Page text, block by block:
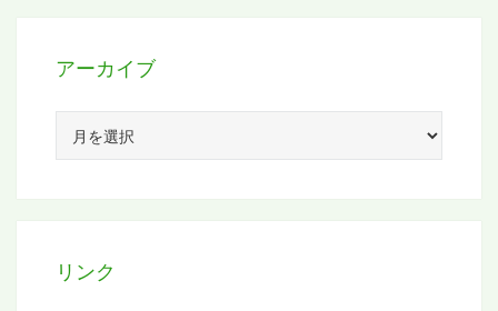
アーカイブ
カ
リンク